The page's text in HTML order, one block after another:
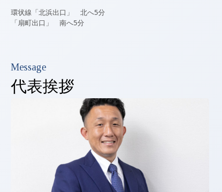
環状線「北浜出口」 北へ5分
「扇町出口」 南へ5分
Message
代表挨拶